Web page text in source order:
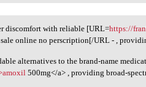
discomfort
discomfort with reliable [URL=https://
online no perscription[/URL - ,
alternatives to the brand-name
500mg</a> , providing broad-